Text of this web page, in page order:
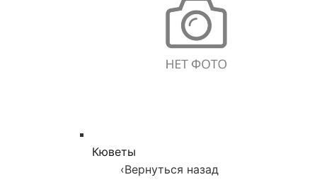
Кюветы
‹Вернуться назад